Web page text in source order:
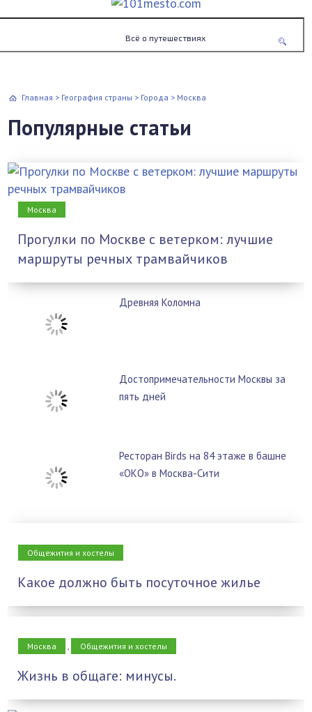
Всё о путешествиях
Главная > География страны > Города > Москва
Популярные статьи
Москва
Прогулки по Москве с ветерком: лучшие
маршруты речных трамвайчиков
Древняя Коломна
Достопримечательности Москвы за
пять дней
Ресторан Birds на 84 этаже в башне
«ОКО» в Москва-Сити
Общежития и хостелы
Какое должно быть посуточное жилье
Москва , Общежития и хостелы
Жизнь в общаге: минусы.